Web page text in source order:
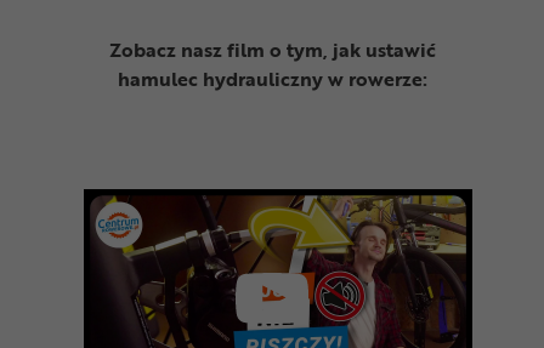
Zobacz nasz film o tym, jak ustawić
hamulec hydrauliczny w rowerze: